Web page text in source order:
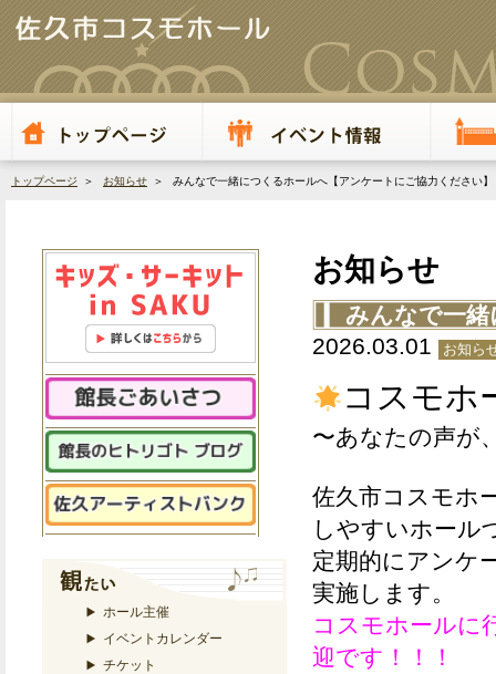
トップページ ＞ お知らせ ＞ みんなで一緒につくるホールへ【アンケートにご協力ください】
ホール主催
イベントカレンダー
チケット
お知らせ
みんなで一
2026.03.01
お知ら
コスモ
〜あなたの声が
佐久市コスモホ
しやすいホール
定期的にアンケ
実施します。
コスモホールに
迎です！！！